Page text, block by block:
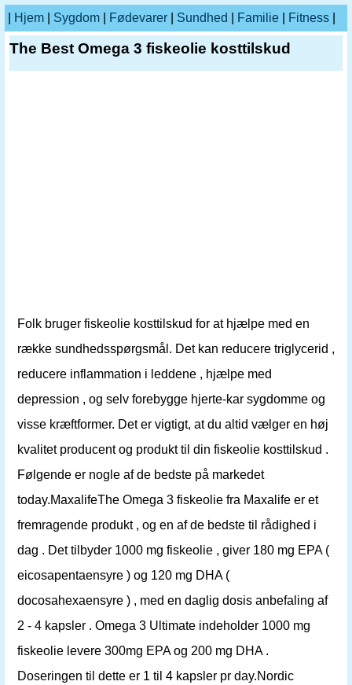
Hjem Sygdom Fødevarer Sundhed Familie Fitness
The Best Omega 3 fiskeolie kosttilskud
Folk bruger fiskeolie kosttilskud for at hjælpe med en
række sundhedsspørgsmål. Det kan reducere triglycerid ,
reducere inflammation i leddene , hjælpe med
depression , og selv forebygge hjerte-kar sygdomme og
visse kræftformer. Det er vigtigt, at du altid vælger en høj
kvalitet producent og produkt til din fiskeolie kosttilskud .
Følgende er nogle af de bedste på markedet
today.MaxalifeThe Omega 3 fiskeolie fra Maxalife er et
fremragende produkt , og en af ​​de bedste til rådighed i
dag . Det tilbyder 1000 mg fiskeolie , giver 180 mg EPA (
eicosapentaensyre ) og 120 mg DHA (
docosahexaensyre ) , med en daglig dosis anbefaling af
2 - 4 kapsler . Omega 3 Ultimate indeholder 1000 mg
fiskeolie levere 300mg EPA og 200 mg DHA .
Doseringen til dette er 1 til 4 kapsler pr day.Nordic